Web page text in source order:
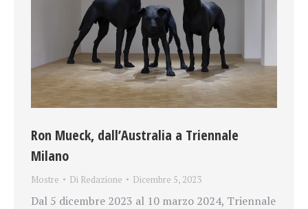
Ron Mueck, dall’Australia a Triennale
Milano
Mostre Di Redazione Dicembre 5, 2023
Dal 5 dicembre 2023 al 10 marzo 2024, Triennale